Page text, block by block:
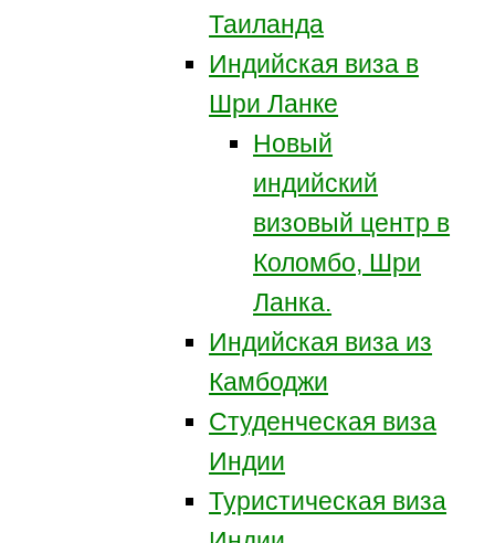
Таиланда
Индийская виза в
Шри Ланке
Новый
индийский
визовый центр в
Коломбо, Шри
Ланка.
Индийская виза из
Камбоджи
Студенческая виза
Индии
Туристическая виза